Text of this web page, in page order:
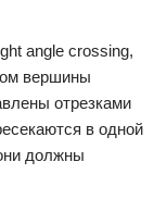
angle crossing,
вершины
отрезками
в одной
должны